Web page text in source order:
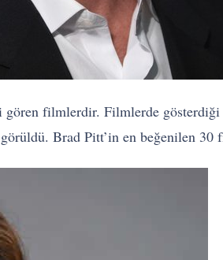
filmlerdir. Filmlerde
Brad Pitt’in en beğenilen